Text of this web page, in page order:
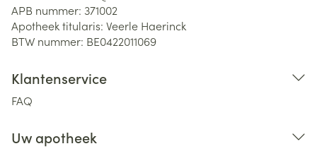
APB nummer: 371002
Apotheek titularis: Veerle Haerinck
BTW nummer: BE0422011069
Klantenservice
FAQ
Uw apotheek